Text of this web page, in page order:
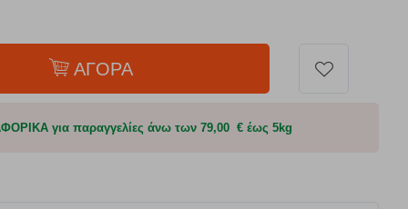
ΑΓΟΡΑ
για παραγγελίες άνω των 79,00 € έως 5kg